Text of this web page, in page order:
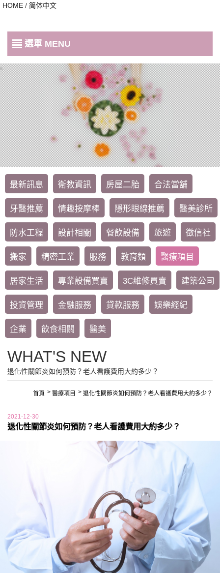
HOME / 简体中文
選單 MENU
最新訊息 衛教資訊 房屋二胎 合法當舖
牙醫推薦 情趣按摩棒 隱形眼線推薦 醫美診所
防水工程 設計相關 餐飲設備 旅遊 徵信社
搬家 精密工業 服務 教育類 醫療項目
居家生活 專業設備買賣 3C維修買賣 建築公司
投資管理 金融服務 貸款服務 娛樂經紀
企業 飲食相關 醫美
WHAT'S NEW
退化性關節炎如何預防？老人看護費用大約多少？
首頁 醫療項目 退化性關節炎如何預防？老人看護費用大約多少？
2021-12-30
退化性關節炎如何預防？老人看護費用大約多少？